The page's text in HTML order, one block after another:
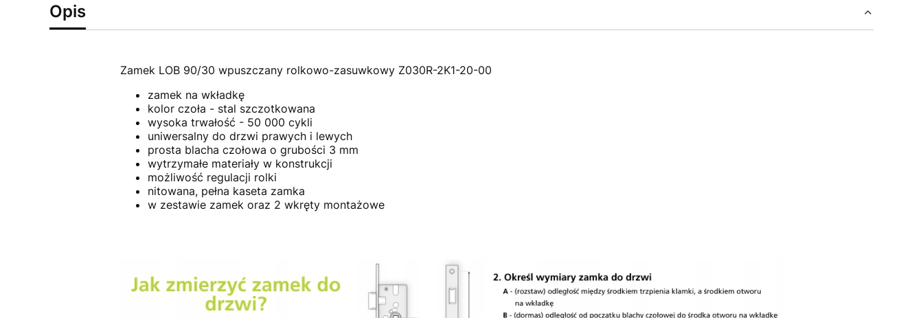
Opis
Zamek LOB 90/30 wpuszczany rolkowo-zasuwkowy Z030R-2K1-20-00
zamek na wkładkę
kolor czoła - stal szczotkowana
wysoka trwałość - 50 000 cykli
uniwersalny do drzwi prawych i lewych
prosta blacha czołowa o grubości 3 mm
wytrzymałe materiały w konstrukcji
możliwość regulacji rolki
nitowana, pełna kaseta zamka
w zestawie zamek oraz 2 wkręty montażowe